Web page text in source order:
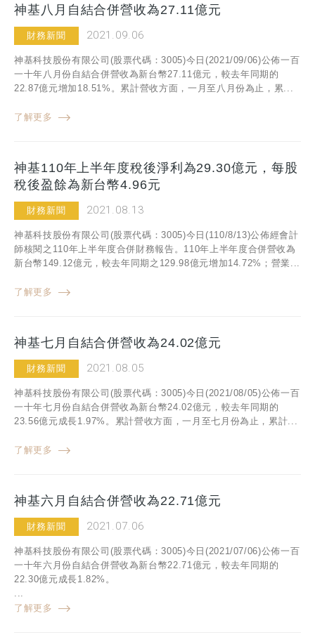
神基八月自結合併營收為27.11億元
財務新聞 2021.09.06
神基科技股份有限公司(股票代碼：3005)今日(2021/09/06)公佈一百
一十年八月份自結合併營收為新台幣27.11億元，較去年同期的
22.87億元增加18.51%。累計營收方面，一月至八月份為止，累...
了解更多
神基110年上半年度稅後淨利為29.30億元，每股
稅後盈餘為新台幣4.96元
財務新聞 2021.08.13
神基科技股份有限公司(股票代碼：3005)今日(110/8/13)公佈經會計
師核閱之110年上半年度合併財務報告。110年上半年度合併營收為
新台幣149.12億元，較去年同期之129.98億元增加14.72%；營業...
了解更多
神基七月自結合併營收為24.02億元
財務新聞 2021.08.05
神基科技股份有限公司(股票代碼：3005)今日(2021/08/05)公佈一百
一十年七月份自結合併營收為新台幣24.02億元，較去年同期的
23.56億元成長1.97%。累計營收方面，一月至七月份為止，累計...
了解更多
神基六月自結合併營收為22.71億元
財務新聞 2021.07.06
神基科技股份有限公司(股票代碼：3005)今日(2021/07/06)公佈一百
一十年六月份自結合併營收為新台幣22.71億元，較去年同期的
22.30億元成長1.82%。
...
了解更多